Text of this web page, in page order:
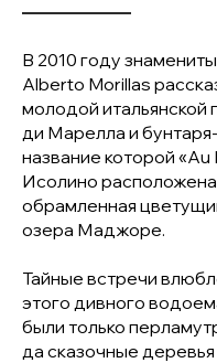
В 2010 году
Alberto Morillas
молодой итальянской
ди Марелла и
название которой
Исолино
обрамленная
озера Маджоре.
Тайные встречи
этого дивного
были только
да сказочные